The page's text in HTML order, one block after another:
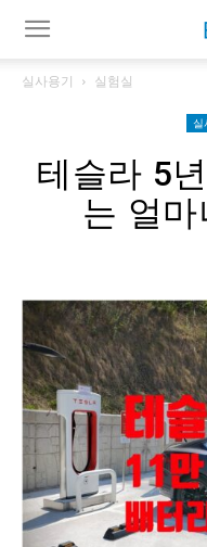
실사용기 실험실
실
테슬라 5
는 얼